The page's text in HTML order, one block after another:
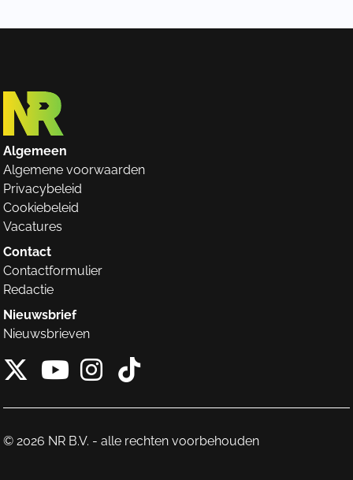
Algemeen
Algemene voorwaarden
Privacybeleid
Cookiebeleid
Vacatures
Contact
Contactformulier
Redactie
Nieuwsbrief
Nieuwsbrieven
X van NieuwRechts
Instagram van
Tiktok van
© 2026 NR B.V. - alle rechten voorbehouden